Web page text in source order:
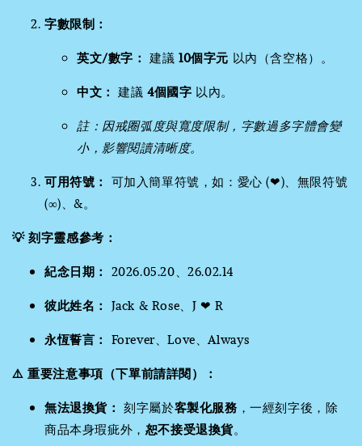
字數限制：
英文/數字： 建議10個字元 以內（含空格）。
中文： 建議4個國字 以內。
註：因戒圈弧度與寬度限制，字數過多字體會變
小，影響閱讀清晰度。
可用符號： 可加入簡單符號，如：愛心 (❤)、無限符號
(∞)、&。
💡 刻字靈感參考：
紀念日期： 2026.05.20、26.02.14
彼此姓名： Jack & Rose、J ❤ R
永恆誓言： Forever、Love、Always
⚠️ 重要注意事項（下單前請詳閱）：
無法退換貨： 刻字屬於客製化服務 ，一經刻字後，除
商品本身瑕疵外， 恕不接受退換貨。